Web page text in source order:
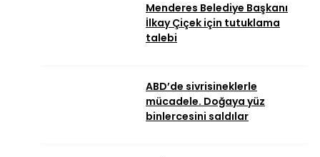
Menderes Belediye Başkanı
İlkay Çiçek için tutuklama
talebi
ABD’de sivrisineklerle
mücadele. Doğaya yüz
binlercesini saldılar